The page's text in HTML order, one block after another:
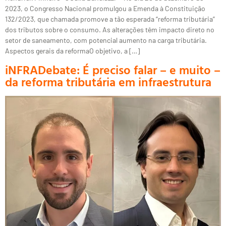
2023, o Congresso Nacional promulgou a Emenda à Constituição
132/2023, que chamada promove a tão esperada “reforma tributária”
dos tributos sobre o consumo. As alterações têm impacto direto no
setor de saneamento, com potencial aumento na carga tributária.
Aspectos gerais da reformaO objetivo, a […]
iNFRADebate: É preciso falar – e muito –
da reforma tributária em infraestrutura